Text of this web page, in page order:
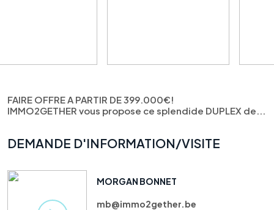
FAIRE OFFRE A PARTIR DE 399.000€!
IMMO2GETHER vous propose ce splendide DUPLEX de...
DEMANDE D'INFORMATION/VISITE
MORGAN BONNET
mb@immo2gether.be